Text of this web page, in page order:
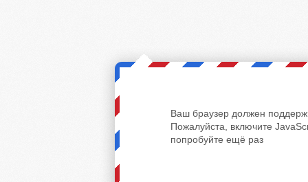
Ваш браузер должен
Пожалуйста, включите
попробуйте ещё раз